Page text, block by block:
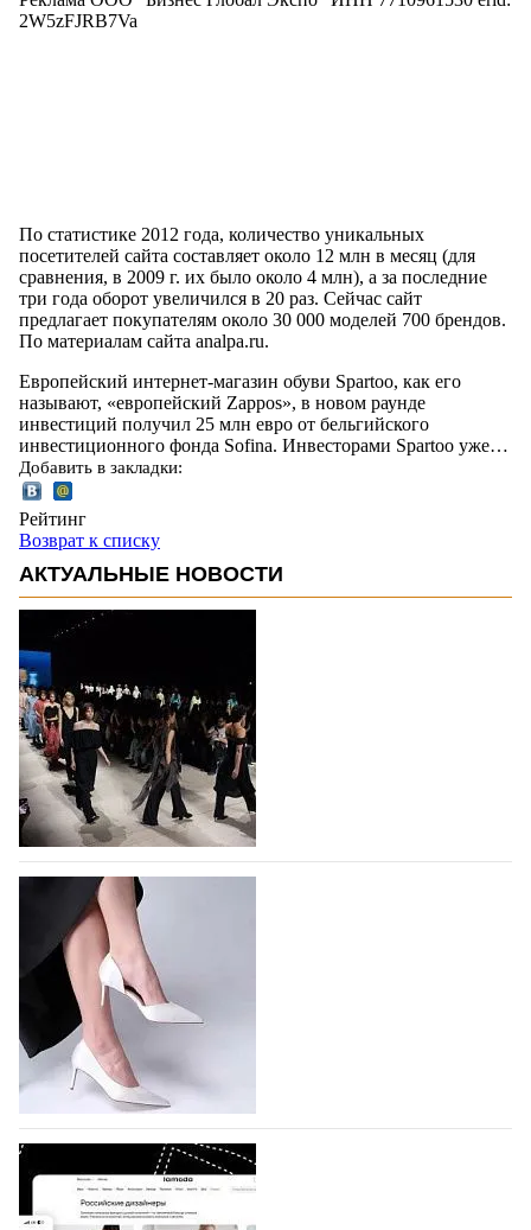
2W5zFJRB7Va
По статистике 2012 года, количество уникальных
посетителей сайта составляет около 12 млн в месяц (для
сравнения, в 2009 г. их было около 4 млн), а за последние
три года оборот увеличился в 20 раз. Сейчас сайт
предлагает покупателям около 30 000 моделей 700 брендов.
По материалам сайта analpa.ru.
Европейский интернет-магазин обуви Spartoo, как его
называют, «европейский Zappos», в новом раунде
инвестиций получил 25 млн евро от бельгийского
инвестиционного фонда Sofina. Инвесторами Spartoo уже…
Добавить в закладки:
Рейтинг
Возврат к списку
АКТУАЛЬНЫЕ НОВОСТИ
На участие в Московской неделе моды
подано 1047 заявок
На участие в седьмой Московской неделе моды,
которая пройдет в российской столице с 26 сентября
по 1 октября, уже подано 1047 заявок. Примерно
половину из них (494) прислали дизайнеры,
коллекции которых не были представлены в…
07.08.2026 726
BALLINA представит свои новинки на Euro
Shoes